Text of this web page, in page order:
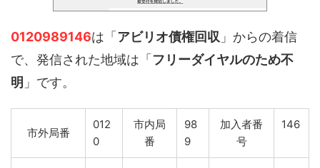
0120989146は「 アビリオ債権回収 」からの着信
で、発信された地域は「 フリーダイヤルのため不
明 」です。
市外局番
012
0
市内局
番
98
9
加入者番
号
146